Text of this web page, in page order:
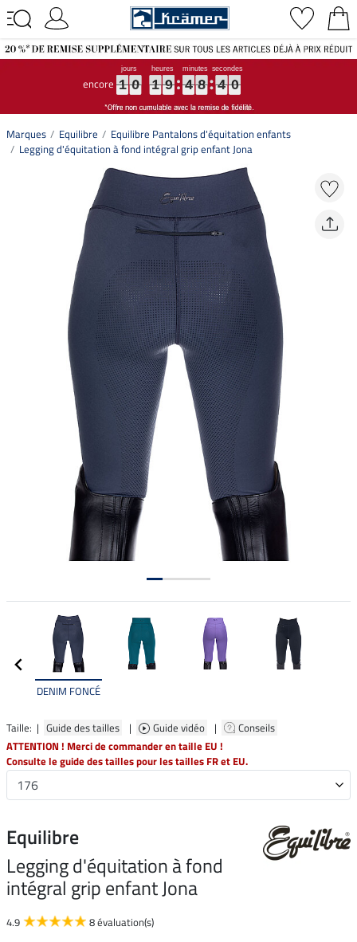
encore 1
1
1
1 0
0
0
0 1
1
1
1 9
9
9
9 4
4
4
4 8
8
8
8 3
4
3
4 9
0
9
0
Marques Equilibre
Equilibre Pantalons d'équitation enfants
Legging d'équitation à fond intégral grip enfant Jona
DENIM FONCÉ
Taille: | Guide des tailles | Guide vidéo |
Conseils
ATTENTION ! Merci de commander en taille EU !
Consulte le guide des tailles pour les tailles FR et EU.
Equilibre
Legging d'équitation à fond
intégral grip enfant Jona
4.9 8 évaluation(s)